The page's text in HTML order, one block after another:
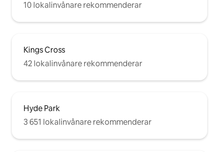
10 lokalinvånare rekommenderar
Kings Cross
42 lokalinvånare rekommenderar
Hyde Park
3 651 lokalinvånare rekommenderar